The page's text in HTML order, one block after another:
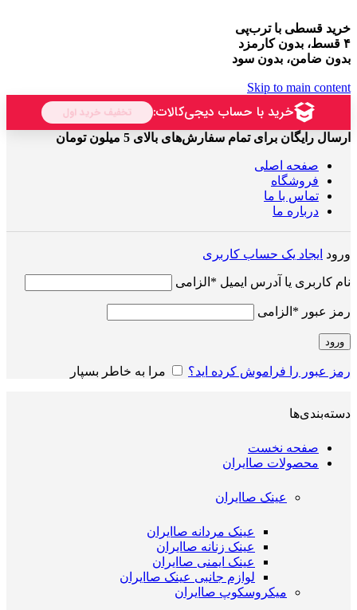
خرید قسطی با ترب‌پی
۴ قسط، بدون کارمزد
بدون ضامن، بدون سود
Skip to main content
ارسال رایگان برای تمام سفارش‌های بالای 5 میلون تومان
صفحه اصلی
فروشگاه
تماس با ما
درباره ما
ورود ایجاد یک حساب کاربری
نام کاربری یا آدرس ایمیل * الزامی
رمز عبور * الزامی
ورود
رمز عبور را فراموش کرده اید؟ مرا به خاطر بسپار
دسته‌بندی‌ها
صفحه نخست
محصولات صاایران
عینک صاایران
عینک مردانه صاایران
عینک زنانه صاایران
عینک ایمنی صاایران
لوازم جانبی عینک صاایران
میکروسکوپ صاایران